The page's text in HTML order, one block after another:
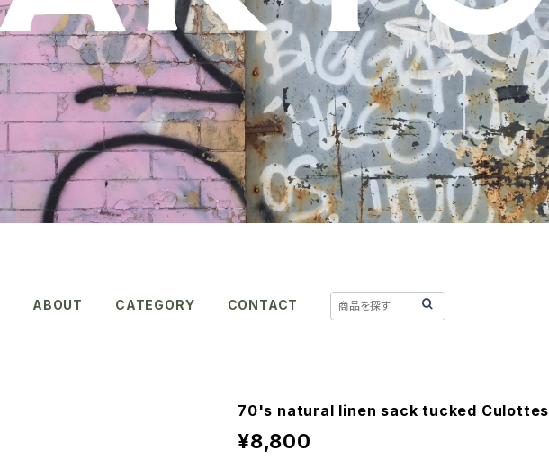
ABOUT CATEGORY CONTACT
70's natural linen sack tucked Culottes
¥8,800